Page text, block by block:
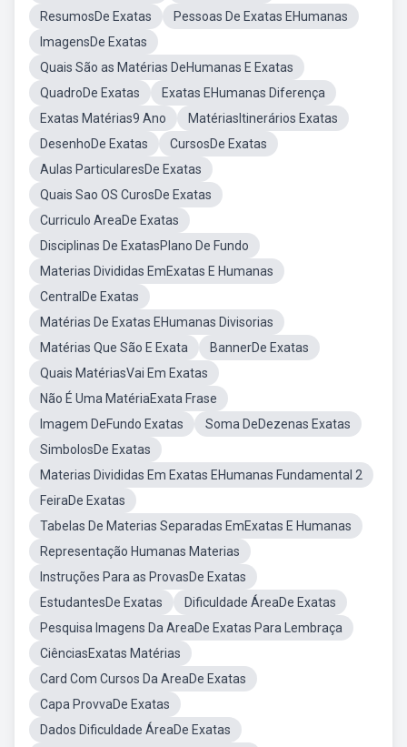
ResumosDe Exatas
Pessoas De Exatas EHumanas
ImagensDe Exatas
Quais São as Matérias DeHumanas E Exatas
QuadroDe Exatas
Exatas EHumanas Diferença
Exatas Matérias9 Ano
MatériasItinerários Exatas
DesenhoDe Exatas
CursosDe Exatas
Aulas ParticularesDe Exatas
Quais Sao OS CurosDe Exatas
Curriculo AreaDe Exatas
Disciplinas De ExatasPlano De Fundo
Materias Divididas EmExatas E Humanas
CentralDe Exatas
Matérias De Exatas EHumanas Divisorias
Matérias Que São E Exata
BannerDe Exatas
Quais MatériasVai Em Exatas
Não É Uma MatériaExata Frase
Imagem DeFundo Exatas
Soma DeDezenas Exatas
SimbolosDe Exatas
Materias Divididas Em Exatas EHumanas Fundamental 2
FeiraDe Exatas
Tabelas De Materias Separadas EmExatas E Humanas
Representação Humanas Materias
Instruções Para as ProvasDe Exatas
EstudantesDe Exatas
Dificuldade ÁreaDe Exatas
Pesquisa Imagens Da AreaDe Exatas Para Lembraça
CiênciasExatas Matérias
Card Com Cursos Da AreaDe Exatas
Capa ProvvaDe Exatas
Dados Dificuldade ÁreaDe Exatas